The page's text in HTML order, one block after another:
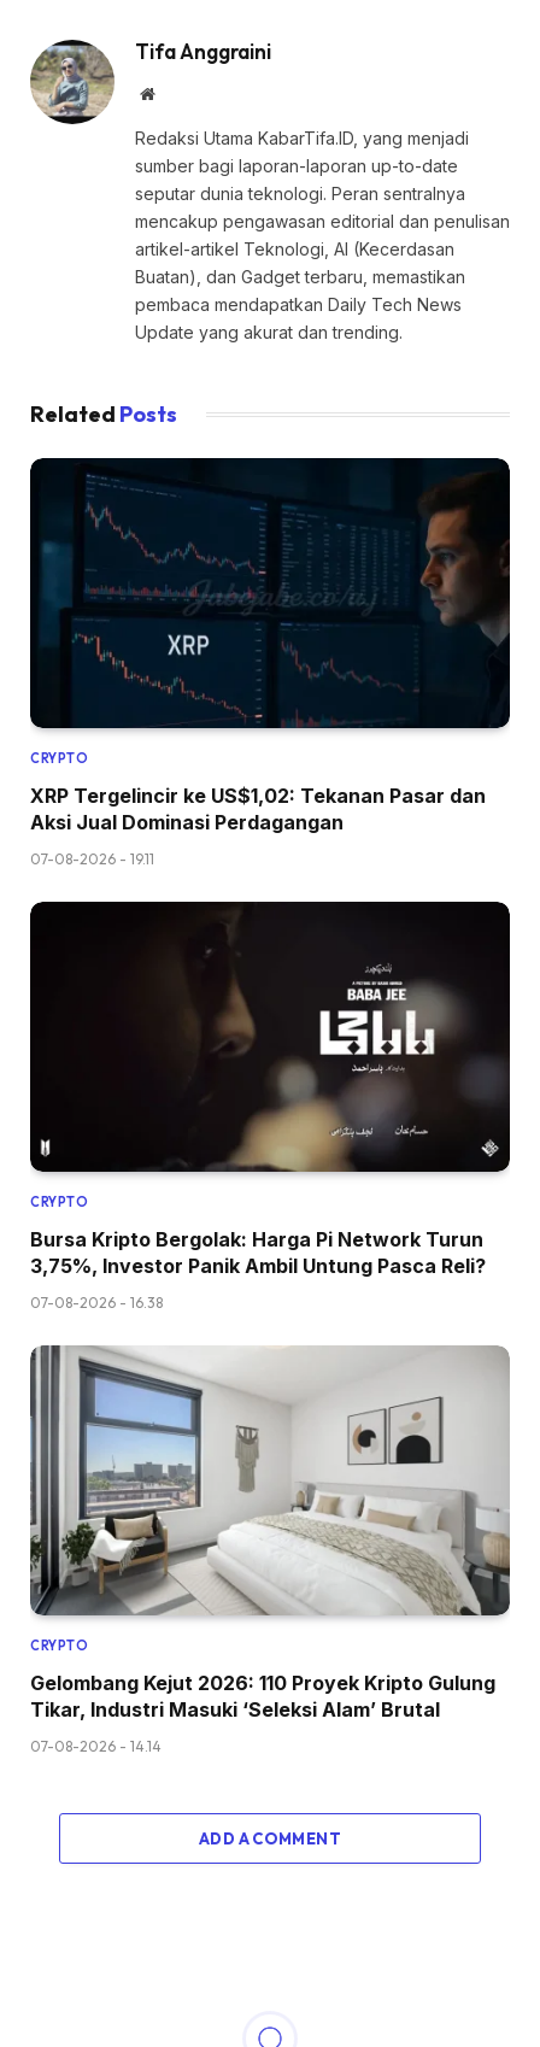
Tifa Anggraini
Website
Redaksi Utama KabarTifa.ID, yang menjadi
sumber bagi laporan-laporan up-to-date
seputar dunia teknologi. Peran sentralnya
mencakup pengawasan editorial dan penulisan
artikel-artikel Teknologi, AI (Kecerdasan
Buatan), dan Gadget terbaru, memastikan
pembaca mendapatkan Daily Tech News
Update yang akurat dan trending.
Related Posts
CRYPTO
XRP Tergelincir ke US$1,02: Tekanan Pasar dan
Aksi Jual Dominasi Perdagangan
07-08-2026 - 19.11
CRYPTO
Bursa Kripto Bergolak: Harga Pi Network Turun
3,75%, Investor Panik Ambil Untung Pasca Reli?
07-08-2026 - 16.38
CRYPTO
Gelombang Kejut 2026: 110 Proyek Kripto Gulung
Tikar, Industri Masuki ‘Seleksi Alam’ Brutal
07-08-2026 - 14.14
ADD A COMMENT